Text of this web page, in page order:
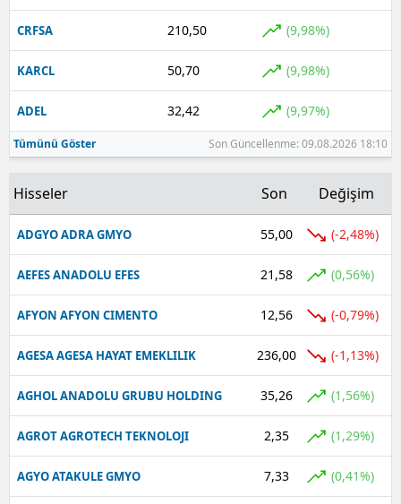
Iğdır
Yalova
Karabük
Kilis
Osmaniye
CRFSA 210,50 (9,98%)
KARCL 50,70 (9,98%)
ADEL 32,42 (9,97%)
Tümünü Göster Son Güncellenme: 09.08.2026 18:10
Hisseler Son Değişim
ADGYO ADRA GMYO 55,00 (-2,48%)
AEFES ANADOLU EFES 21,58 (0,56%)
AFYON AFYON CIMENTO 12,56 (-0,79%)
AGESA AGESA HAYAT EMEKLILIK 236,00 (-1,13%)
AGHOL ANADOLU GRUBU HOLDING 35,26 (1,56%)
AGROT AGROTECH TEKNOLOJI 2,35 (1,29%)
AGYO ATAKULE GMYO 7,33 (0,41%)